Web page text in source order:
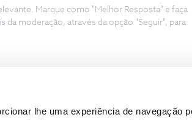
lhe uma experiência de navegação
Marque como "Melhor Resposta" e faça
da moderação, através da opção "Seguir", para